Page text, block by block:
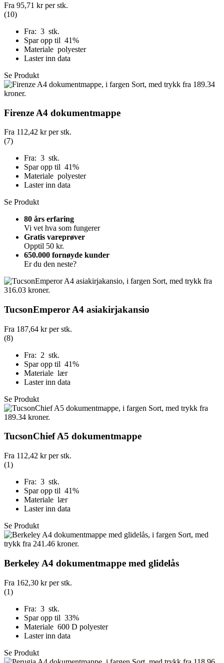
Fra 95,71 krper stk.
(10)
Fra: 3 stk.
Spar opp til 41%
Materiale polyester
Laster inn data
Se Produkt
Firenze A4 dokumentmappe
Fra 112,42 krper stk.
(7)
Fra: 3 stk.
Spar opp til 41%
Materiale polyester
Laster inn data
Se Produkt
80 års erfaring
Vi vet hva som fungerer
Gratis vareprøver
Opptil 50 kr.
650.000 fornøyde kunder
Er du den neste?
TucsonEmperor A4 asiakirjakansio
Fra 187,64 krper stk.
(8)
Fra: 2 stk.
Spar opp til 41%
Materiale lær
Laster inn data
Se Produkt
TucsonChief A5 dokumentmappe
Fra 112,42 krper stk.
(1)
Fra: 3 stk.
Spar opp til 41%
Materiale lær
Laster inn data
Se Produkt
Berkeley A4 dokumentmappe med glidelås
Fra 162,30 krper stk.
(1)
Fra: 3 stk.
Spar opp til 33%
Materiale 600 D polyester
Laster inn data
Se Produkt